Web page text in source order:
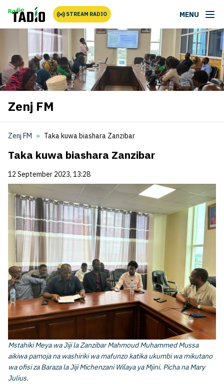
STREAM RADIO MENU
Zenj FM
Zenj FM Taka kuwa biashara Zanzibar
Taka kuwa biashara Zanzibar
12 September 2023, 13:28
Mstahiki Meya wa Jiji la Zanzibar Mahmoud Muhammed Mussa
aikiwa pamoja na washiriki wa mafunzo katika ukumbi wa mikutano
wa ofisi za Baraza la Jiji Michenzani Wilaya ya Mjini. Picha na Mary
Julius.